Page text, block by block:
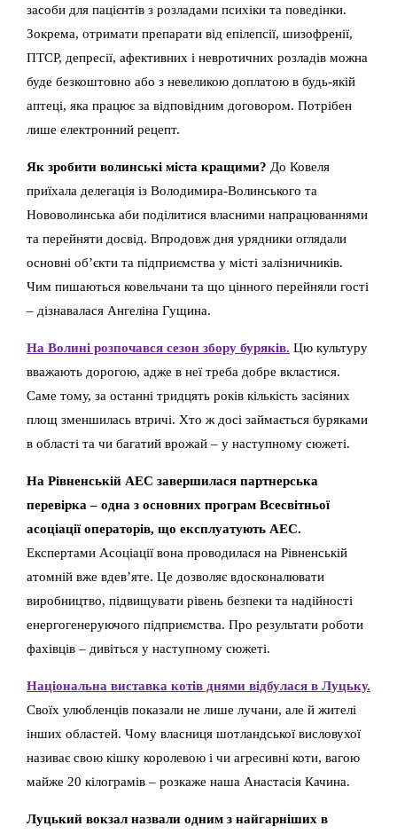
засоби для пацієнтів з розладами психіки та поведінки.
Зокрема, отримати препарати від епілепсії, шизофренії,
ПТСР, депресії, афективних і невротичних розладів можна
буде безкоштовно або з невеликою доплатою в будь-якій
аптеці, яка працює за відповідним договором. Потрібен
лише електронний рецепт.
Як зробити волинські міста кращими? До Ковеля
приїхала делегація із Володимира-Волинського та
Нововолинська аби поділитися власними напрацюваннями
та перейняти досвід. Впродовж дня урядники оглядали
основні об’єкти та підприємства у місті залізничників.
Чим пишаються ковельчани та що цінного перейняли гості
– дізнавалася Ангеліна Гущина.
На Волині розпочався сезон збору буряків. Цю культуру
вважають дорогою, адже в неї треба добре вкластися.
Саме тому, за останні тридцять років кількість засіяних
площ зменшилась втричі. Хто ж досі займається буряками
в області та чи багатий врожай – у наступному сюжеті.
На Рівненській АЕС завершилася партнерська
перевірка – одна з основних програм Всесвітньої
асоціації операторів, що експлуатують АЕС.
Експертами Асоціації вона проводилася на Рівненській
атомній вже вдев’яте. Це дозволяє вдосконалювати
виробництво, підвищувати рівень безпеки та надійності
енергогенеруючого підприємства. Про результати роботи
фахівців – дивіться у наступному сюжеті.
Національна виставка котів днями відбулася в Луцьку.
Своїх улюбленців показали не лише лучани, але й жителі
інших областей. Чому власниця шотландської висловухої
називає свою кішку королевою і чи агресивні коти, вагою
майже 20 кілограмів – розкаже наша Анастасія Качина.
Луцький вокзал назвали одним з найгарніших в